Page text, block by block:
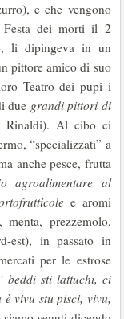
e che vengono
dei morti il 2
li dipingeva in un
pittore amico di suo
Teatro dei pupi i
due grandi pittori di
Rinaldi). Al cibo ci
“specializzati” a
anche pesce, frutta
agroalimentare al
e aromi
, menta, prezzemolo,
est), in passato in
per le estrose
beddi sti lattuchi, ci
vivu stu pisci, vivu,